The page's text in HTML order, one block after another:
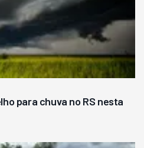
para chuva no RS nesta